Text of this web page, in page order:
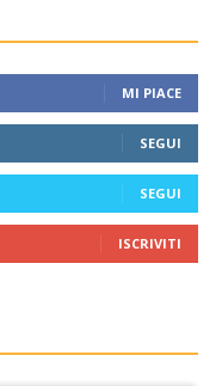
MI PIACE
SEGUI
SEGUI
ISCRIVITI